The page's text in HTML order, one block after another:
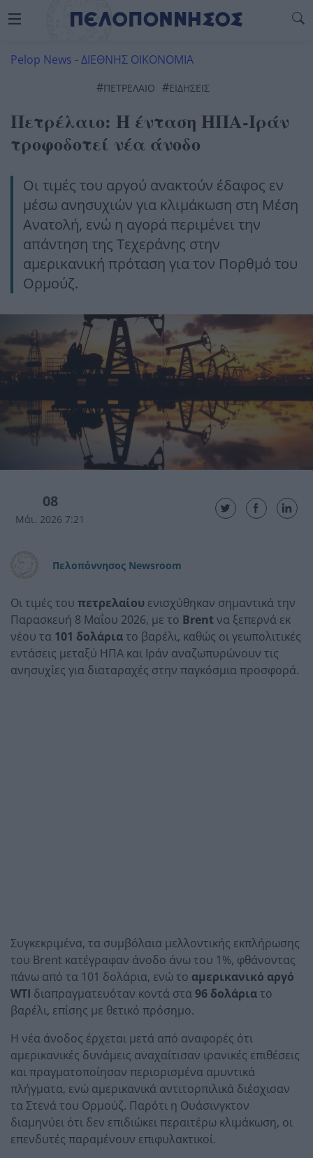
Pelop News -ΔΙΕΘΝΗΣ ΟΙΚΟΝΟΜΙΑ
#ΠΕΤΡΈΛΑΙΟ #ΕΙΔΗΣΕΙΣ
Πετρέλαιο: Η ένταση ΗΠΑ-Ιράν
τροφοδοτεί νέα άνοδο
Οι τιμές του αργού ανακτούν έδαφος εν
μέσω ανησυχιών για κλιμάκωση στη Μέση
Ανατολή, ενώ η αγορά περιμένει την
απάντηση της Τεχεράνης στην
αμερικανική πρόταση για τον Πορθμό του
Ορμούζ.
08
Μάι. 2026 7:21
Πελοπόννησος Newsroom
Οι τιμές του πετρελαίου ενισχύθηκαν σημαντικά την
Παρασκευή 8 Μαΐου 2026, με το Brentνα ξεπερνά εκ
νέου τα 101 δολάριατο βαρέλι, καθώς οι γεωπολιτικές
εντάσεις μεταξύ ΗΠΑ και Ιράν αναζωπυρώνουν τις
ανησυχίες για διαταραχές στην παγκόσμια προσφορά.
Συγκεκριμένα, τα συμβόλαια μελλοντικής εκπλήρωσης
του Brent κατέγραφαν άνοδο άνω του 1%, φθάνοντας
πάνω από τα 101 δολάρια, ενώ το αμερικανικό αργό
WTI διαπραγματευόταν κοντά στα96 δολάριατο
βαρέλι, επίσης με θετικό πρόσημο.
Η νέα άνοδος έρχεται μετά από αναφορές ότι
αμερικανικές δυνάμεις αναχαίτισαν ιρανικές επιθέσεις
και πραγματοποίησαν περιορισμένα αμυντικά
πλήγματα, ενώ αμερικανικά αντιτορπιλικά διέσχισαν
τα Στενά του Ορμούζ. Παρότι η Ουάσινγκτον
διαμηνύει ότι δεν επιδιώκει περαιτέρω κλιμάκωση, οι
επενδυτές παραμένουν επιφυλακτικοί.